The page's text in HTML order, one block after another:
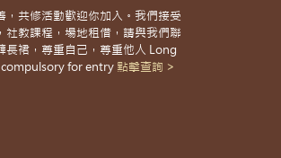
，共修活動歡迎你加入。我們接受
社教課程，場地租借，請與我們聯
長裙，尊重自己，尊重他人 Long
for entry 點擊查詢 >